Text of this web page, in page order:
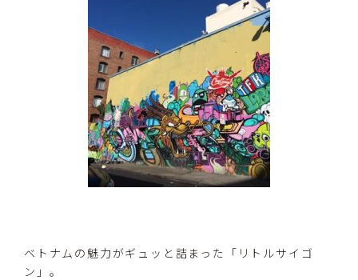
ベトナムの魅力がギュッと詰まった「リトルサイゴ
ン」。